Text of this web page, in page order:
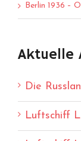
Berlin 1936 –
Aktuelle
Die
Luftschiff